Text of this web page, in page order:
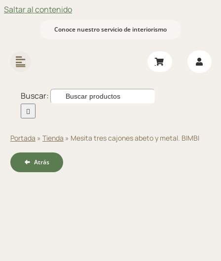
Saltar al contenido
Conoce nuestro servicio de interiorismo
Buscar:
Portada » Tienda » Mesita tres cajones abeto y metal. BIMBI
Atrás